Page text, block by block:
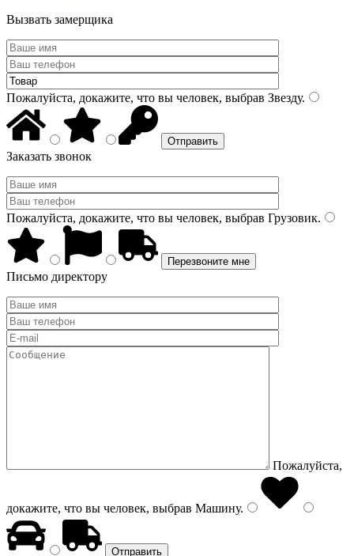
Вызвать замерщика
Пожалуйста, докажите, что вы человек, выбрав Звезду.
Заказать звонок
Пожалуйста, докажите, что вы человек, выбрав Грузовик.
Письмо директору
Пожалуйста,
докажите, что вы человек, выбрав Машину.